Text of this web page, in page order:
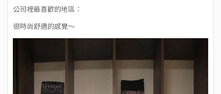
公司裡最喜歡的地區：
很時尚舒適的感覺～